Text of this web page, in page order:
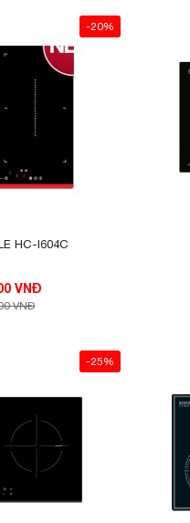
chuyên dụng dành
đặc điểm nổi trội như:
các thấu kính hội tụ,
môi trường. Mặt kính
-20%
HC-I604C
18.392.000 VNĐ
VNĐ
-25%